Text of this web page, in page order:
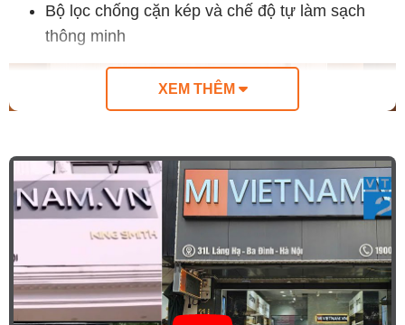
Bộ lọc chống cặn kép và chế độ tự làm sạch
thông minh
XEM THÊM